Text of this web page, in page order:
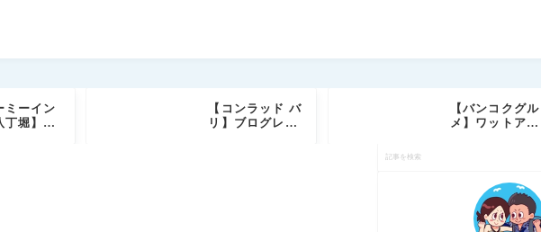
ミーイン
丁堀】宿
【コンラッド バ
リ】ブログレビ
【バンコクグル
メ】ワットアル
n」実食レビュ
ー｜予約必須の
特等席でしあわ
せディナー